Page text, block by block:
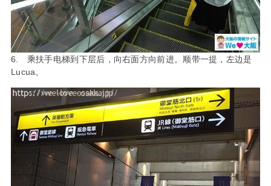
6. 乘扶手电梯到下层后，向右面方向前进。顺带一提，左边是
Lucua。